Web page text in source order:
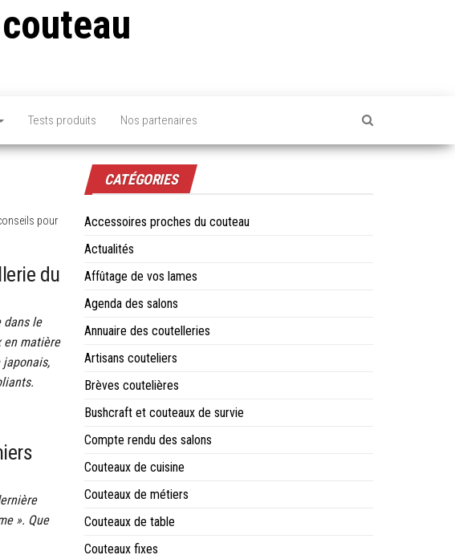
Tests produits Nos partenaires
pour
du
dans le
en matière
». Que
CATÉGORIES
Accessoires proches du couteau
Actualités
Affûtage de vos lames
Agenda des salons
Annuaire des coutelleries
Artisans couteliers
Brèves coutelières
Bushcraft et couteaux de survie
Compte rendu des salons
Couteaux de cuisine
Couteaux de métiers
Couteaux de table
Couteaux fixes